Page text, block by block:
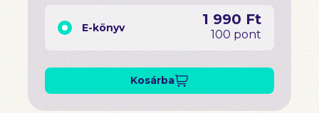
E-könyv 1 990 Ft
100 pont
Kosárba